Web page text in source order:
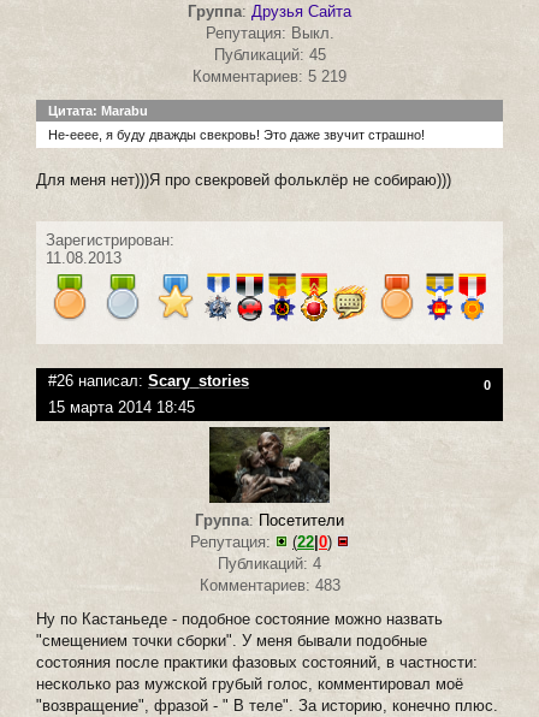
Группа: Друзья Сайта
Репутация: Выкл.
Публикаций: 45
Комментариев: 5 219
Цитата: Marabu
Не-ееее, я буду дважды свекровь! Это даже звучит страшно!
Для меня нет)))Я про свекровей фольклёр не собираю)))
Зарегистрирован:
11.08.2013
#26 написал: Scary_stories 0
15 марта 2014 18:45
Группа: Посетители
Репутация:
(22 0)
Публикаций: 4
Комментариев: 483
Ну по Кастаньеде - подобное состояние можно назвать
"смещением точки сборки". У меня бывали подобные
состояния после практики фазовых состояний, в частности:
несколько раз мужской грубый голос, комментировал моё
"возвращение", фразой - " В теле". За историю, конечно плюс.